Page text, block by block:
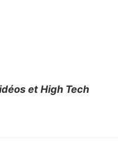
et High Tech